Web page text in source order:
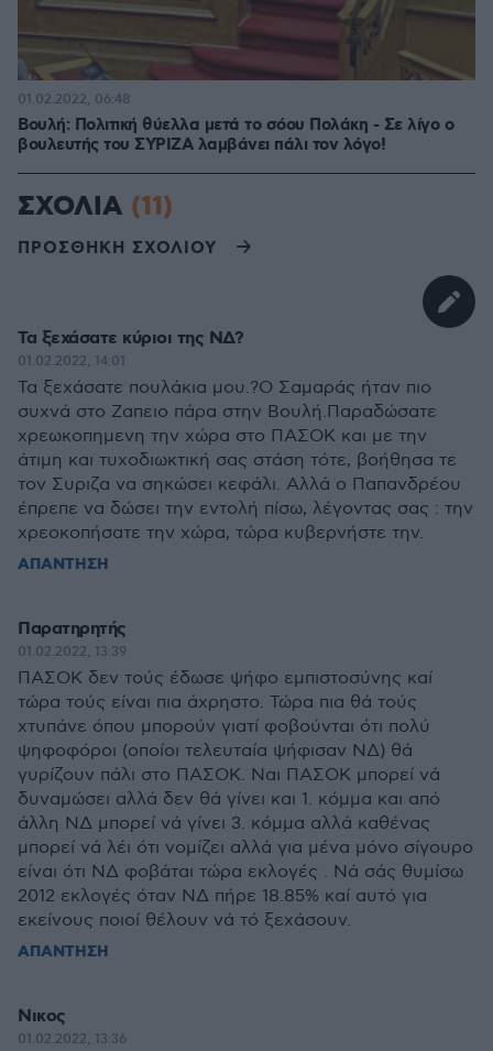
Βουλή: Πολιτική θύελλα μετά το σόου Πολάκη - Σε λίγο ο
βουλευτής του ΣΥΡΙΖΑ λαμβάνει πάλι τον λόγο!
01.02.2022, 06:48
ΣΧΟΛΙΑ (11)
ΠΡΟΣΘΗΚΗ ΣΧΟΛΙΟΥ
Τα ξεχάσατε κύριοι της ΝΔ?
01.02.2022, 14:01
Τα ξεχάσατε πουλάκια μου.?Ο Σαμαράς ήταν πιο
συχνά στο Ζαπειο πάρα στην Βουλή.Παραδώσατε
χρεωκοπημενη την χώρα στο ΠΑΣΟΚ και με την
άτιμη και τυχοδιωκτική σας στάση τότε, βοήθησα τε
τον Συριζα να σηκώσει κεφάλι. Αλλά ο Παπανδρέου
έπρεπε να δώσει την εντολή πίσω, λέγοντας σας : την
χρεοκοπήσατε την χώρα, τώρα κυβερνήστε την.
ΑΠΑΝΤΗΣΗ
Παρατηρητής
01.02.2022, 13:39
ΠΑΣΟΚ δεν τούς έδωσε ψήφο εμπιστοσύνης καί
τώρα τούς είναι πια άχρηστο. Τώρα πια θά τούς
χτυπάνε όπου μπορούν γιατί φοβούνται ότι πολύ
ψηφοφόροι (οποίοι τελευταία ψήφισαν ΝΔ) θά
γυρίζουν πάλι στο ΠΑΣΟΚ. Ναι ΠΑΣΟΚ μπορεί νά
δυναμώσει αλλά δεν θά γίνει και 1. κόμμα και από
άλλη ΝΔ μπορεί νά γίνει 3. κόμμα αλλά καθένας
μπορεί νά λέι ότι νομίζει αλλά για μένα μόνο σίγουρο
είναι ότι ΝΔ φοβάται τώρα εκλογές . Νά σάς θυμίσω
2012 εκλογές όταν ΝΔ πήρε 18.85% καί αυτό για
εκείνους ποιοί θέλουν νά τό ξεχάσουν.
ΑΠΑΝΤΗΣΗ
Νικος
01.02.2022, 13:36